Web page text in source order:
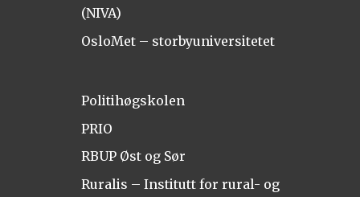
(NIVA)
OsloMet – storbyuniversitetet
Politihøgskolen
PRIO
RBUP Øst og Sør
Ruralis – Institutt for rural- og